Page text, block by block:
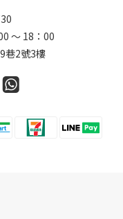
～ 18：00
巷2號3樓